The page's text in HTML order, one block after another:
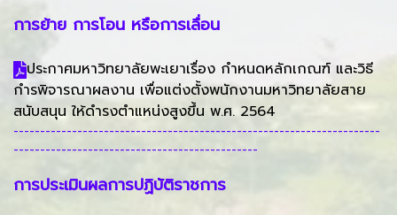
การย้าย การโอน หรือการเลื่อน
ประกาศมหาวิทยาลัยพะเยาเรื่อง กำหนดหลักเกณฑ์ และวิธี
กำรพิจารณาผลงาน เพื่อแต่งตั้งพนักงานมหาวิทยาลัยสาย
สนับสนุน ให้ดำรงตำแหน่งสูงขึ้น พ.ศ. 2564
---------------------------------------------------------------------
----------------------------------------------
การประเมินผลการปฏิบัติราชการ